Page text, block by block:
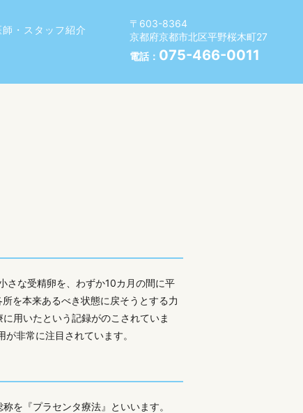
師・スタッフ紹介
〒603-8364
京都府京都市北区平野桜木町27
電話： 075-466-0011
さな受精卵を、わずか10カ月の間に平
を本来あるべき状態に戻そうとする力
用いたという記録がのこされていま
非常に注目されています。
を『プラセンタ療法』といいます。